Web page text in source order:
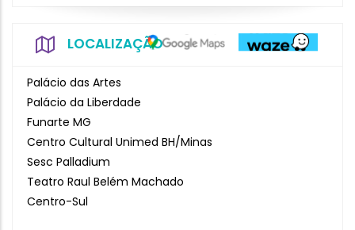
LOCALIZAÇÃO
Palácio das Artes
Palácio da Liberdade
Funarte MG
Centro Cultural Unimed BH/Minas
Sesc Palladium
Teatro Raul Belém Machado
Centro-Sul